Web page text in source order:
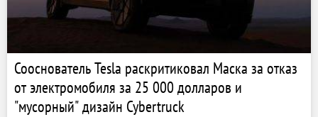
Сооснователь Tesla раскритиковал Маска за отказ
от электромобиля за 25 000 долларов и
"мусорный" дизайн Cybertruck